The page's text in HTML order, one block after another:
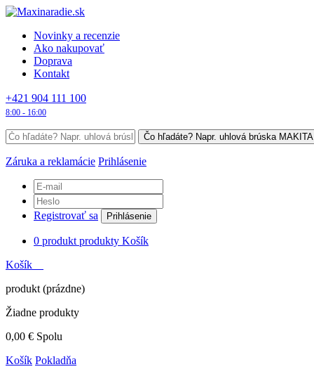
Novinky a recenzie
Ako nakupovať
Doprava
Kontakt
+421 904 111 100
8:00 - 16:00
Záruka a reklamácie Prihlásenie
Registrovať sa Prihlásenie
0 produkt produkty Košík
Košík
produkt (prázdne)
Žiadne produkty
0,00 € Spolu
Košík Pokladňa